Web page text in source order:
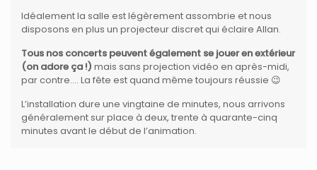
Idéalement la salle est légèrement assombrie et nous
disposons en plus un projecteur discret qui éclaire Allan.
Tous nos concerts peuvent également se jouer en extérieur
(on adore ça !) mais sans projection vidéo en après-midi,
par contre…. La fête est quand même toujours réussie 😉
L’installation dure une vingtaine de minutes, nous arrivons
généralement sur place à deux, trente à quarante-cinq
minutes avant le début de l’animation.